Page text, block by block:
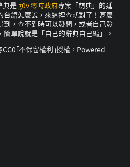
典是 g0v 零時政府專案「萌典」的延
台語怎麼說，來這裡查就對了！甚麼
到，查不到時可以發問，或者自己發
簡單說就是「自己的辭典自己編」。
｢不保留權利｣授權。Powered